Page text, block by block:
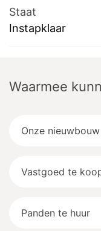
Staat
Instapklaar
Waarmee
Onze
Vastgoed te
Panden te huur